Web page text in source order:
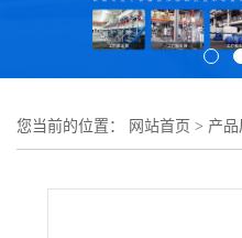
您当前的位置： 网站首页 > 产